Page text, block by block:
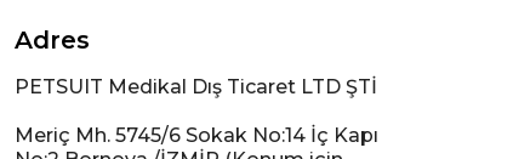
Adres
PETSUIT Medikal Dış Ticaret LTD ŞTİ
Meriç Mh. 5745/6 Sokak No:14 İç Kapı